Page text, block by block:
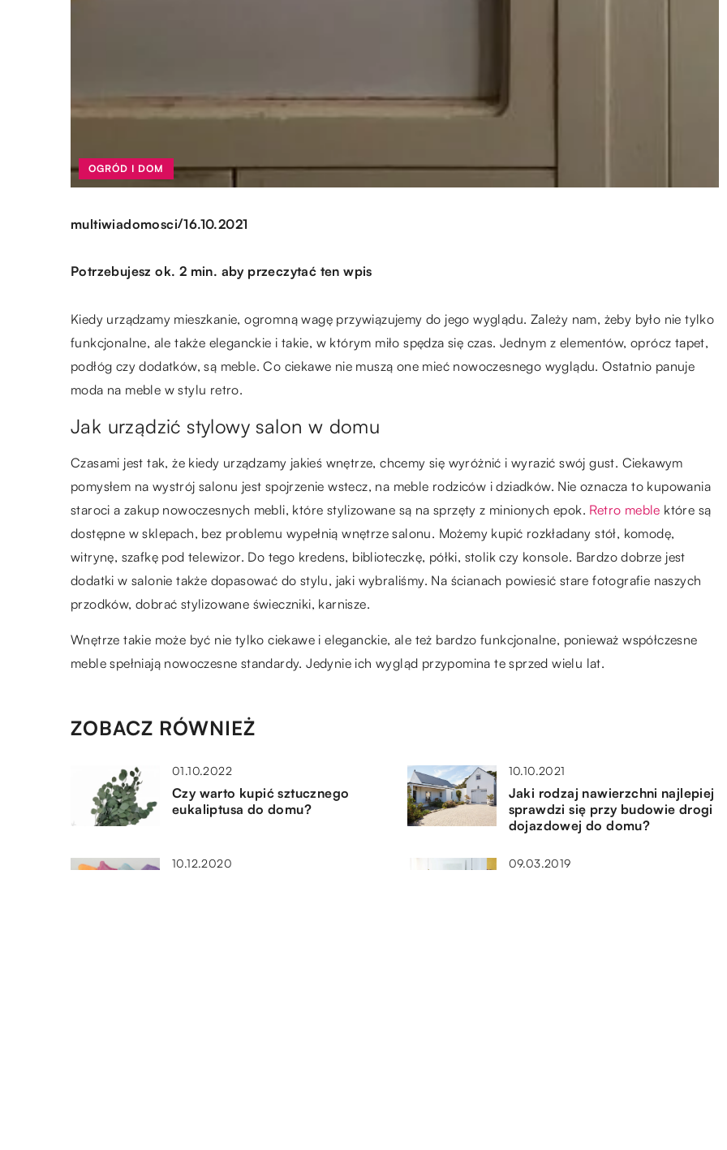
OGRÓD I DOM
multiwiadomosci/16.10.2021
Potrzebujesz ok. 2 min. aby przeczytać ten wpis
Kiedy urządzamy mieszkanie, ogromną wagę przywiązujemy do jego wyglądu. Zależy nam, żeby było nie tylko
funkcjonalne, ale także eleganckie i takie, w którym miło spędza się czas. Jednym z elementów, oprócz tapet,
podłóg czy dodatków, są meble. Co ciekawe nie muszą one mieć nowoczesnego wyglądu. Ostatnio panuje
moda na meble w stylu retro.
Jak urządzić stylowy salon w domu
Czasami jest tak, że kiedy urządzamy jakieś wnętrze, chcemy się wyróżnić i wyrazić swój gust. Ciekawym
pomysłem na wystrój salonu jest spojrzenie wstecz, na meble rodziców i dziadków. Nie oznacza to kupowania
staroci a zakup nowoczesnych mebli, które stylizowane są na sprzęty z minionych epok. Retro meble które są
dostępne w sklepach, bez problemu wypełnią wnętrze salonu. Możemy kupić rozkładany stół, komodę,
witrynę, szafkę pod telewizor. Do tego kredens, biblioteczkę, półki, stolik czy konsole. Bardzo dobrze jest
dodatki w salonie także dopasować do stylu, jaki wybraliśmy. Na ścianach powiesić stare fotografie naszych
przodków, dobrać stylizowane świeczniki, karnisze.
Wnętrze takie może być nie tylko ciekawe i eleganckie, ale też bardzo funkcjonalne, ponieważ współczesne
meble spełniają nowoczesne standardy. Jedynie ich wygląd przypomina te sprzed wielu lat.
ZOBACZ RÓWNIEŻ
01.10.2022
Czy warto kupić sztucznego
eukaliptusa do domu?
10.10.2021
Jaki rodzaj nawierzchni najlepiej
sprawdzi się przy budowie drogi
dojazdowej do domu?
10.12.2020 09.03.2019